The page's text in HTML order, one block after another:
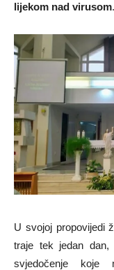
lijekom nad virusom.
U svojoj propovijedi
traje tek jedan
svjedočenje koje